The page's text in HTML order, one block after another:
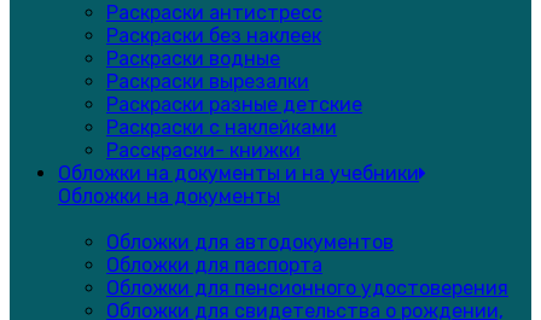
Раскраски антистресс
Раскраски без наклеек
Раскраски водные
Раскраски вырезалки
Раскраски разные детские
Раскраски с наклейками
Расскраски- книжки
Обложки на документы и на учебники
Обложки на документы
Обложки для автодокументов
Обложки для паспорта
Обложки для пенсионного удостоверения
Обложки для свидетельства о рождении,